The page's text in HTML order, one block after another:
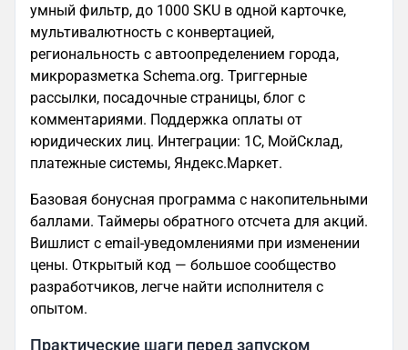
умный фильтр, до 1000 SKU в одной карточке,
мультивалютность с конвертацией,
региональность с автоопределением города,
микроразметка Schema.org. Триггерные
рассылки, посадочные страницы, блог с
комментариями. Поддержка оплаты от
юридических лиц. Интеграции: 1С, МойСклад,
платежные системы, Яндекс.Маркет.
Базовая бонусная программа с накопительными
баллами. Таймеры обратного отсчета для акций.
Вишлист с email-уведомлениями при изменении
цены. Открытый код — большое сообщество
разработчиков, легче найти исполнителя с
опытом.
Практические шаги перед запуском